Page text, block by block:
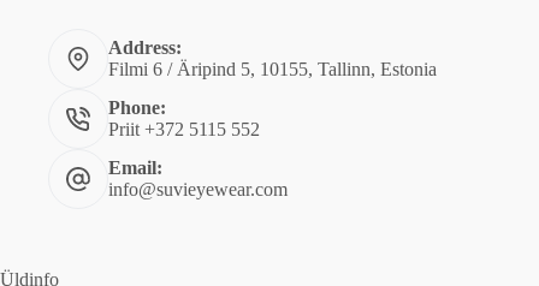
Address:
Filmi 6 / Äripind 5, 10155, Tallinn, Estonia
Phone:
Priit +372 5115 552
Email:
info@suvieyewear.com
Üldinfo